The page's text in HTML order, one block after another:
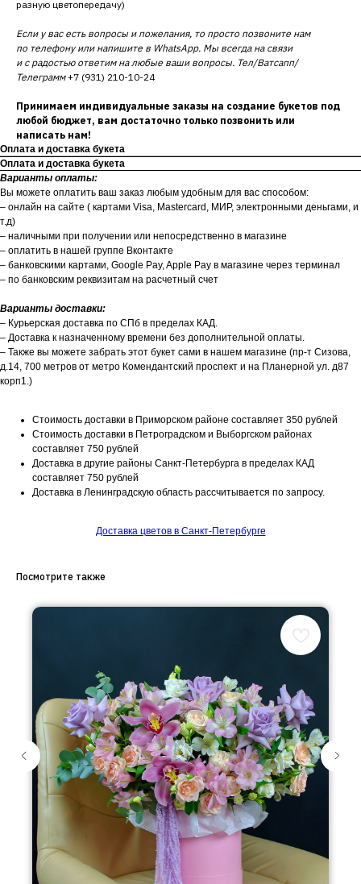
разную цветопередачу)
Если у вас есть вопросы и пожелания, то просто позвоните нам
по телефону или напишите в WhatsApp. Мы всегда на связи
и с радостью ответим на любые ваши вопросы. Тел/Ватсапп/
Телеграмм+7 (931) 210-10-24
Принимаем индивидуальные заказы на создание букетов под
любой бюджет, вам достаточно только позвонить или
написать нам!
Оплата и доставка букета
Оплата и доставка букета
Варианты оплаты:
Вы можете оплатить ваш заказ любым удобным для вас способом:
– онлайн на сайте ( картами Visa, Mastercard, МИР, электронными деньгами, и
т.д)
– наличными при получении или непосредственно в магазине
– оплатить в нашей группе Вконтакте
– банковскими картами, Google Pay, Apple Pay в магазине через терминал
– по банковским реквизитам на расчетный счет
Варианты доставки:
– Курьерская доставка по СПб в пределах КАД.
– Доставка к назначенному времени без дополнительной оплаты.
– Также вы можете забрать этот букет сами в нашем магазине (пр-т Сизова,
д.14, 700 метров от метро Комендантский проспект и на Планерной ул. д87
корп1.)
Стоимость доставки в Приморском районе составляет 350 рублей
Стоимость доставки в Петроградском и Выборгском районах
составляет 750 рублей
Доставка в другие районы Санкт-Петербурга в пределах КАД
составляет 750 рублей
Доставка в Ленинградскую область рассчитывается по запросу.
Доставка цветов в Санкт-Петербурге
Посмотрите также